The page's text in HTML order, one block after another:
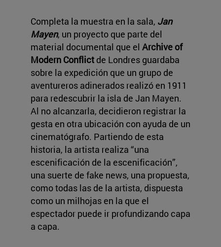
Completa la muestra en la sala, Jan
Mayen, un proyecto que parte del
material documental que el Archive of
Modern Conflict de Londres guardaba
sobre la expedición que un grupo de
aventureros adinerados realizó en 1911
para redescubrir la isla de Jan Mayen.
Al no alcanzarla, decidieron registrar la
gesta en otra ubicación con ayuda de un
cinematógrafo. Partiendo de esta
historia, la artista realiza “una
escenificación de la escenificación”,
una suerte de fake news, una propuesta,
como todas las de la artista, dispuesta
como un milhojas en la que el
espectador puede ir profundizando capa
a capa.